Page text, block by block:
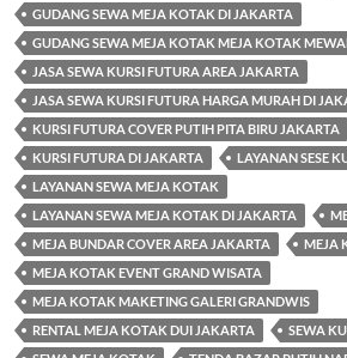
GUDANG SEWA MEJA KOTAK DI JAKARTA
GUDANG SEWA MEJA KOTAK MEJA KOTAK
JASA SEWA KURSI FUTURA AREA JAKARTA
JASA SEWA KURSI FUTURA HARGA MURAH DI
KURSI FUTURA COVER PUTIH PITA BIRU JAKARTA
KURSI FUTURA DI JAKARTA
LAYANAN SESE
LAYANAN SEWA MEJA KOTAK
LAYANAN SEWA MEJA KOTAK DI JAKARTA
MEJA BUNDAR COVER AREA JAKARTA
MEJA
MEJA KOTAK EVENT GRAND WISATA
MEJA KOTAK MAKETING GALERI GRANDWIS
RENTAL MEJA KOTAK DUI JAKARTA
SEWA